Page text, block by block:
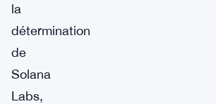
la
détermination
de
Solana
Labs,